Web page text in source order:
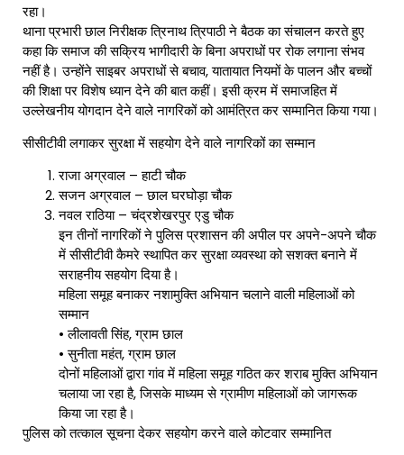
रहा।
थाना प्रभारी छाल निरीक्षक त्रिनाथ त्रिपाठी ने बैठक का संचालन करते हुए
कहा कि समाज की सक्रिय भागीदारी के बिना अपराधों पर रोक लगाना संभव
नहीं है। उन्होंने साइबर अपराधों से बचाव, यातायात नियमों के पालन और बच्चों
की शिक्षा पर विशेष ध्यान देने की बात कहीं। इसी क्रम में समाजहित में
उल्लेखनीय योगदान देने वाले नागरिकों को आमंत्रित कर सम्मानित किया गया।
सीसीटीवी लगाकर सुरक्षा में सहयोग देने वाले नागरिकों का सम्मान
राजा अग्रवाल – हाटी चौक
सजन अग्रवाल – छाल घरघोड़ा चौक
नवल राठिया – चंद्रशेखरपुर एडु चौक
इन तीनों नागरिकों ने पुलिस प्रशासन की अपील पर अपने-अपने चौक
में सीसीटीवी कैमरे स्थापित कर सुरक्षा व्यवस्था को सशक्त बनाने में
सराहनीय सहयोग दिया है।
महिला समूह बनाकर नशामुक्ति अभियान चलाने वाली महिलाओं को
सम्मान
• लीलावती सिंह, ग्राम छाल
• सुनीता महंत, ग्राम छाल
दोनों महिलाओं द्वारा गांव में महिला समूह गठित कर शराब मुक्ति अभियान
चलाया जा रहा है, जिसके माध्यम से ग्रामीण महिलाओं को जागरूक
किया जा रहा है।
पुलिस को तत्काल सूचना देकर सहयोग करने वाले कोटवार सम्मानित